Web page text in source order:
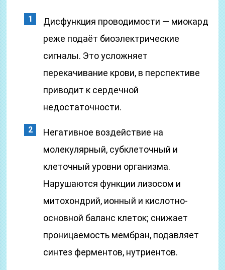
Дисфункция проводимости — миокард
реже подаёт биоэлектрические
сигналы. Это усложняет
перекачивание крови, в перспективе
приводит к сердечной
недостаточности.
Негативное воздействие на
молекулярный, субклеточный и
клеточный уровни организма.
Нарушаются функции лизосом и
митохондрий, ионный и кислотно-
основной баланс клеток; снижает
проницаемость мембран, подавляет
синтез ферментов, нутриентов.